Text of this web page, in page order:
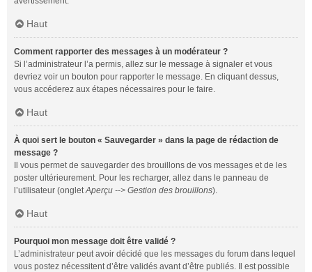
Haut
Comment rapporter des messages à un modérateur ?
Si l’administrateur l’a permis, allez sur le message à signaler et vous
devriez voir un bouton pour rapporter le message. En cliquant dessus,
vous accéderez aux étapes nécessaires pour le faire.
Haut
À quoi sert le bouton « Sauvegarder » dans la page de rédaction de
message ?
Il vous permet de sauvegarder des brouillons de vos messages et de les
poster ultérieurement. Pour les recharger, allez dans le panneau de
l’utilisateur (ongletAperçu --> Gestion des brouillons).
Haut
Pourquoi mon message doit être validé ?
L’administrateur peut avoir décidé que les messages du forum dans lequel
vous postez nécessitent d’être validés avant d’être publiés. Il est possible